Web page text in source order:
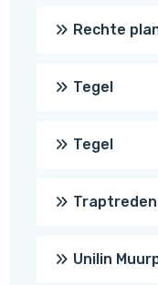
Rechte
Tegel
Tegel
Unilin